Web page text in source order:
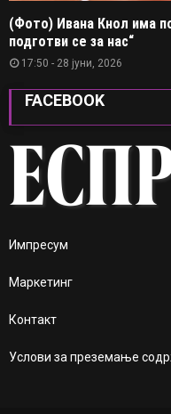
(Фото) Ивана Кнол има
подготви се за нас“
17:50 - 28 јуни, 2026
FACEBOOK
Импресум
Маркетинг
Контакт
Услови за преземање